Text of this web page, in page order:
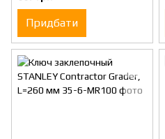
Придбати